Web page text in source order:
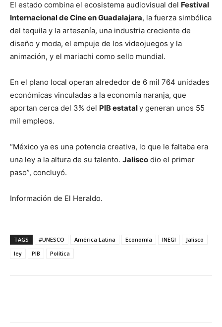
El estado combina el ecosistema audiovisual del Festival
Internacional de Cine en Guadalajara, la fuerza simbólica
del tequila y la artesanía, una industria creciente de
diseño y moda, el empuje de los videojuegos y la
animación, y el mariachi como sello mundial.
En el plano local operan alrededor de 6 mil 764 unidades
económicas vinculadas a la economía naranja, que
aportan cerca del 3% del PIB estataly generan unos 55
mil empleos.
“México ya es una potencia creativa, lo que le faltaba era
una ley a la altura de su talento. Jalisco dio el primer
paso”, concluyó.
Información de El Heraldo.
TAGS #UNESCO América Latina Economía INEGI
Jalisco
ley
PIB Política